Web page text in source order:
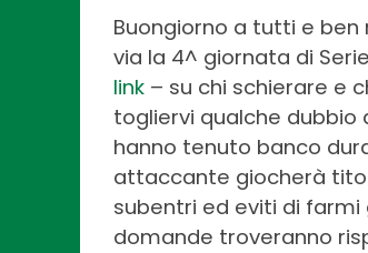
Buongiorno a tutti e
via la 4^ giornata di
link – su chi schierare e
togliervi qualche dubbio
hanno tenuto banco
attaccante giocherà
subentri ed eviti di
domande troveranno